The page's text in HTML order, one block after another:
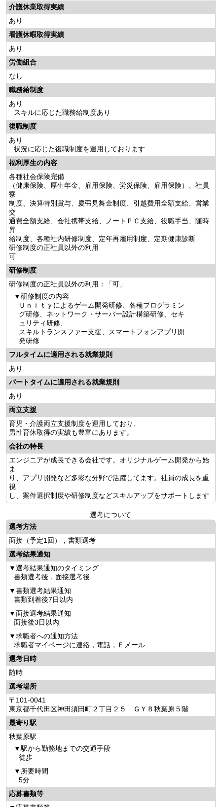
介護休業取得実績
あり
看護休暇取得実績
あり
労働組合
なし
職務給制度
あり
スキルに応じた職務給制度あり
復職制度
あり
状況に応じた復職制度を運用しております
福利厚生の内容
各種社会保険完備
（健康保険、厚生年金、雇用保険、労災保険、雇用保険）、社員
寮
制度、決算特別賞与、慶弔見舞金制度、引越費用全額支給、営業
交
通費全額支給、会社携帯支給、ノートＰＣ支給、役職手当、随時
昇
給制度、各種社内研修制度、定年再雇用制度、定期健康診断
研修制度の正社員以外の利用
可
研修制度
研修制度の正社員以外の利用：「可」
研修制度の内容
Ｕｎｉｔｙによるゲーム開発研修、各種プログラミン
グ研修、ネットワーク・サーバー設計構築研修、セキ
ュリティ研修、
スキルトランスファー支援、スマートフォンアプリ開
発研修
フルタイムに適用される就業規則
あり
パートタイムに適用される就業規則
あり
両立支援
育児・介護両立支援制度を運用しており、
男性育休取得の実績も豊富にあります。
会社の特長
エンジニアが成長できる会社です。オリジナルゲーム開発から始
ま
り、アプリ開発など多彩な分野で活躍してます。社員の成長を重
視
し、案件選択制度や研修制度などスキルアップをサポートします
選考について
選考方法
面接（予定1回），書類選考
選考結果通知
選考結果通知のタイミング
書類選考後，面接選考後
書類選考結果通知
書類到着後7日以内
面接選考結果通知
面接後3日以内
求職者への通知方法
求職者マイページに連絡，電話，Ｅメール
選考日時
随時
選考場所
〒101-0041
東京都千代田区神田須田町２丁目２５ ＧＹＢ秋葉原５階
最寄り駅
秋葉原駅
駅から勤務地までの交通手段
徒歩
所要時間
5分
応募書類等